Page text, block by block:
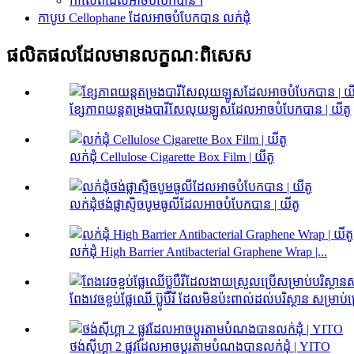
កាបូប Cellophane ដែលអាចបំបែកបាន លក់ដុំ
ផលិតផលដែលមានលក្ខណៈពិសេស
ខ្សែភាពយន្តតម្រងបារីសែលុយឡូសដែលអាចបំបែកបាន | យីតូ
លក់ដុំ Cellulose Cigarette Box Film | យីតូ
លក់ដុំថង់ផ្លាស្ទិចបូមធូលីដែលអាចបំបែកបាន | យីតូ
លក់ដុំ High Barrier Antibacterial Graphene Wrap |...
ពែងវេចខ្ចប់ផ្លែឈើ ប៊្លូបឺរី ដែលមិនប៉ះពាល់ដល់បរិស្ថាន សម្រាប់
ថង់ស៊ីហ្គា 2 ផ្លូវដែលអាចប្ដូរតាមបំណងបានលក់ដុំ | YITO